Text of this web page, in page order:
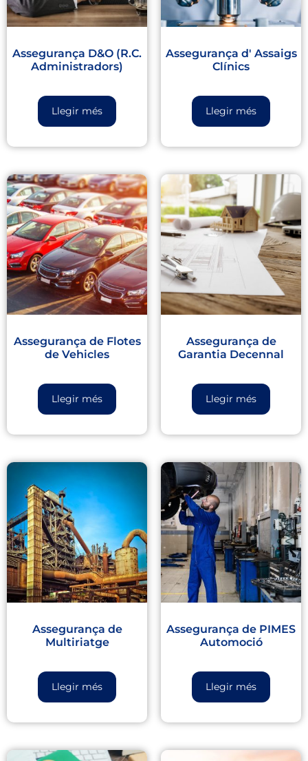
Assegurança D&O (R.C.
Administradors)
Llegir més
Assegurança d' Assaigs
Clínics
Llegir més
Assegurança de Flotes
de Vehicles
Llegir més
Assegurança de
Garantia Decennal
Llegir més
Assegurança de
Multiriatge
Llegir més
Assegurança de PIMES
Automoció
Llegir més